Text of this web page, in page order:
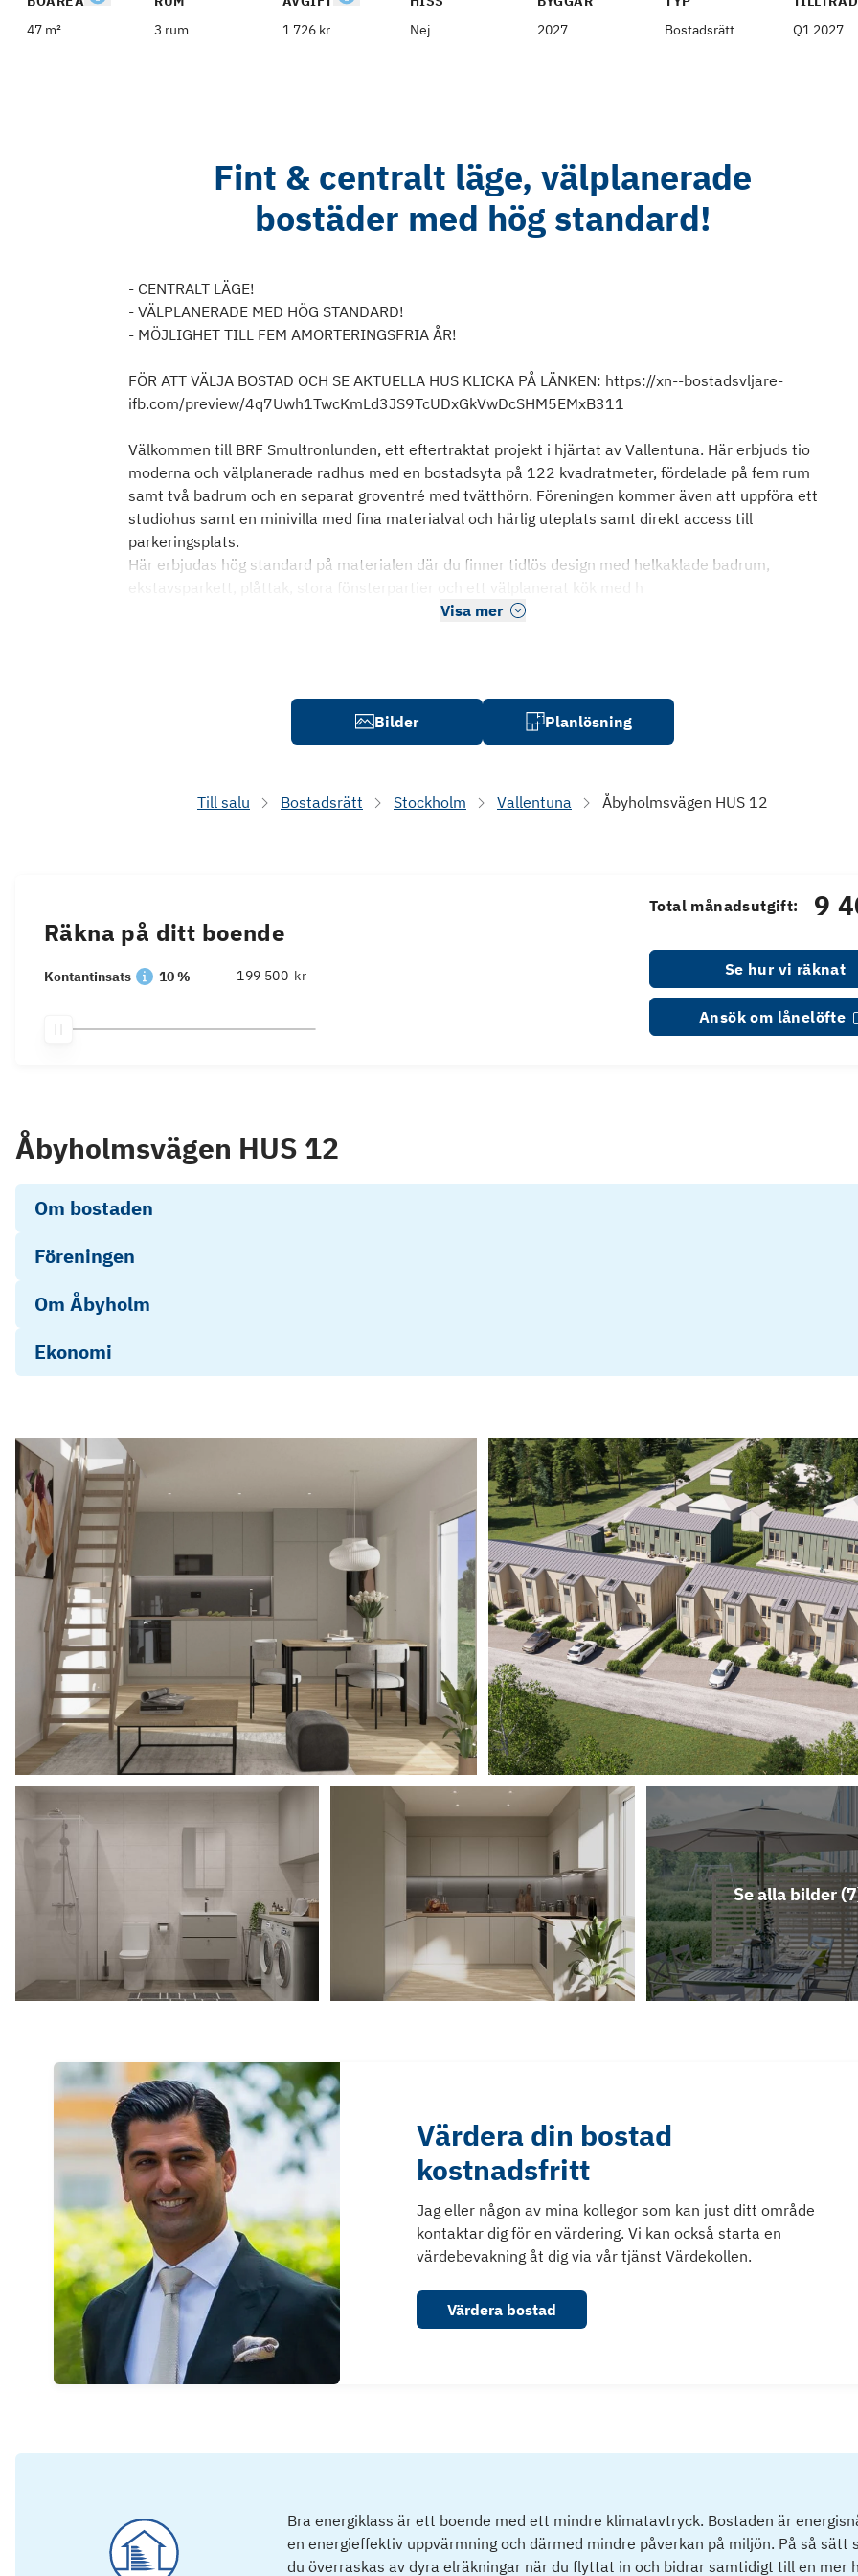
47 m²
3 rum
1 726 kr
Nej
2027
Bostadsrätt
Q1 2027
Fint & centralt läge, välplanerade
bostäder med hög standard!
- CENTRALT LÄGE!
- VÄLPLANERADE MED HÖG STANDARD!
- MÖJLIGHET TILL FEM AMORTERINGSFRIA ÅR!
FÖR ATT VÄLJA BOSTAD OCH SE AKTUELLA HUS KLICKA PÅ LÄNKEN: https://xn--bostadsvljare-
ifb.com/preview/4q7Uwh1TwcKmLd3JS9TcUDxGkVwDcSHM5EMxB311
Välkommen till BRF Smultronlunden, ett eftertraktat projekt i hjärtat av Vallentuna. Här erbjuds tio
moderna och välplanerade radhus med en bostadsyta på 122 kvadratmeter, fördelade på fem rum
samt två badrum och en separat groventré med tvätthörn. Föreningen kommer även att uppföra ett
studiohus samt en minivilla med fina materialval och härlig uteplats samt direkt access till
parkeringsplats.
Här erbjudas hög standard på materialen där du finner tidlös design med helkaklade badrum,
ekstavsparkett, plåttak, stora fönsterpartier och ett välplanerat kök med h
Visa mer
Bilder Planlösning
Till salu Bostadsrätt Stockholm Vallentuna Åbyholmsvägen HUS 12
Räkna på ditt boende
Kontantinsats 10 % kr
Total månadsutgift: 9
Se hur vi räknat
Ansök om lånelöfte
Åbyholmsvägen HUS 12
Om bostaden
Föreningen
Om Åbyholm
Ekonomi
Se alla bilder (7
Värdera din bostad
kostnadsfritt
Jag eller någon av mina kollegor som kan just ditt område
kontaktar dig för en värdering. Vi kan också starta en
värdebevakning åt dig via vår tjänst Värdekollen.
Värdera bostad
Bra energiklass är ett boende med ett mindre klimatavtryck. Bostaden är
en energieffektiv uppvärmning och därmed mindre påverkan på miljön. På så sätt
du överraskas av dyra elräkningar när du flyttat in och bidrar samtidigt till en mer